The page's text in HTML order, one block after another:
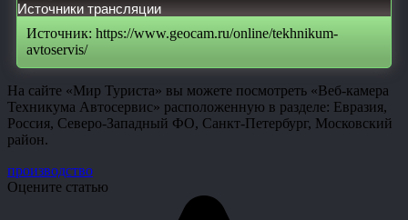
Источники трансляции
Источник: https://www.geocam.ru/online/tekhnikum-
avtoservis/
На сайте «Мир Туриста» вы можете посмотреть «Веб-камера
Техникума Автосервис» расположенную в разделе: Евразия,
Россия, Северо-Западный ФО, Санкт-Петербург, Московский
район.
производство
Оцените статью